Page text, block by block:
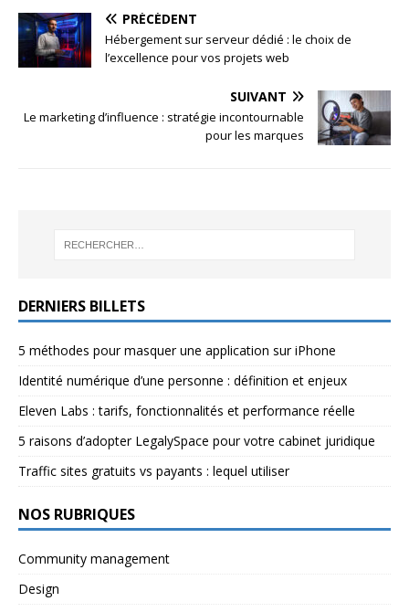
PRÉCÉDENT
Hébergement sur serveur dédié : le choix de
l’excellence pour vos projets web
SUIVANT
Le marketing d’influence : stratégie incontournable
pour les marques
DERNIERS BILLETS
5 méthodes pour masquer une application sur iPhone
Identité numérique d’une personne : définition et enjeux
Eleven Labs : tarifs, fonctionnalités et performance réelle
5 raisons d’adopter LegalySpace pour votre cabinet juridique
Traffic sites gratuits vs payants : lequel utiliser
NOS RUBRIQUES
Community management
Design